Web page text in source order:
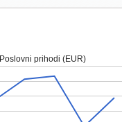
Poslovni prihodi (EUR)